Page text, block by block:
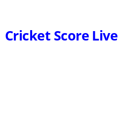
Cricket Score Live